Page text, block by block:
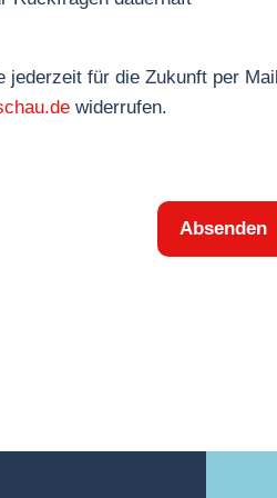
jederzeit für die Zukunft per
widerrufen.
Absenden